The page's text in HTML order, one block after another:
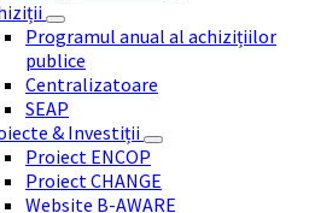
Programul anual al achizițiilor
publice
Centralizatoare
SEAP
& Investiții
Proiect ENCOP
Proiect CHANGE
Website B-AWARE